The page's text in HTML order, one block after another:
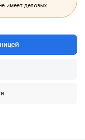
имеет деловых